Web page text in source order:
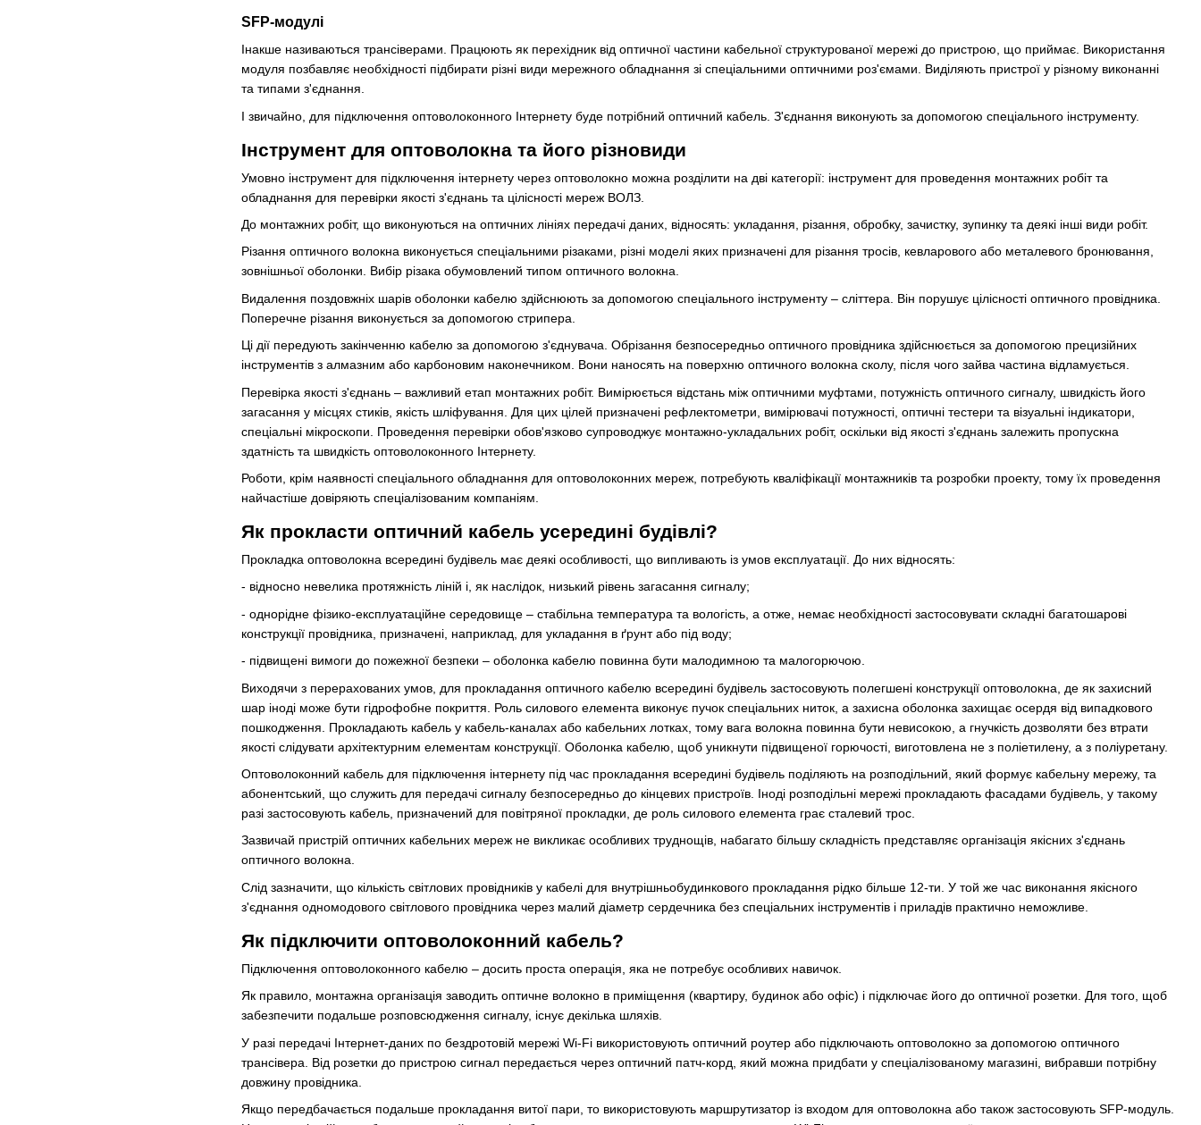
SFP-модулі
Інакше називаються трансіверами. Працюють як перехідник від оптичної частини кабельної структурованої мережі до пристрою, що приймає. Використання
модуля позбавляє необхідності підбирати різні види мережного обладнання зі спеціальними оптичними роз'ємами. Виділяють пристрої у різному виконанні
та типами з'єднання.
І звичайно, для підключення оптоволоконного Інтернету буде потрібний оптичний кабель. З'єднання виконують за допомогою спеціального інструменту.
Інструмент для оптоволокна та його різновиди
Умовно інструмент для підключення інтернету через оптоволокно можна розділити на дві категорії: інструмент для проведення монтажних робіт та
обладнання для перевірки якості з'єднань та цілісності мереж ВОЛЗ.
До монтажних робіт, що виконуються на оптичних лініях передачі даних, відносять: укладання, різання, обробку, зачистку, зупинку та деякі інші види робіт.
Різання оптичного волокна виконується спеціальними різаками, різні моделі яких призначені для різання тросів, кевларового або металевого бронювання,
зовнішньої оболонки. Вибір різака обумовлений типом оптичного волокна.
Видалення поздовжніх шарів оболонки кабелю здійснюють за допомогою спеціального інструменту – сліттера. Він порушує цілісності оптичного провідника.
Поперечне різання виконується за допомогою стрипера.
Ці дії передують закінченню кабелю за допомогою з'єднувача. Обрізання безпосередньо оптичного провідника здійснюється за допомогою прецизійних
інструментів з алмазним або карбоновим наконечником. Вони наносять на поверхню оптичного волокна сколу, після чого зайва частина відламується.
Перевірка якості з'єднань – важливий етап монтажних робіт. Вимірюється відстань між оптичними муфтами, потужність оптичного сигналу, швидкість його
загасання у місцях стиків, якість шліфування. Для цих цілей призначені рефлектометри, вимірювачі потужності, оптичні тестери та візуальні індикатори,
спеціальні мікроскопи. Проведення перевірки обов'язково супроводжує монтажно-укладальних робіт, оскільки від якості з'єднань залежить пропускна
здатність та швидкість оптоволоконного Інтернету.
Роботи, крім наявності спеціального обладнання для оптоволоконних мереж, потребують кваліфікації монтажників та розробки проекту, тому їх проведення
найчастіше довіряють спеціалізованим компаніям.
Як прокласти оптичний кабель усередині будівлі?
Прокладка оптоволокна всередині будівель має деякі особливості, що випливають із умов експлуатації. До них відносять:
- відносно невелика протяжність ліній і, як наслідок, низький рівень загасання сигналу;
- однорідне фізико-експлуатаційне середовище – стабільна температура та вологість, а отже, немає необхідності застосовувати складні багатошарові
конструкції провідника, призначені, наприклад, для укладання в ґрунт або під воду;
- підвищені вимоги до пожежної безпеки – оболонка кабелю повинна бути малодимною та малогорючою.
Виходячи з перерахованих умов, для прокладання оптичного кабелю всередині будівель застосовують полегшені конструкції оптоволокна, де як захисний
шар іноді може бути гідрофобне покриття. Роль силового елемента виконує пучок спеціальних ниток, а захисна оболонка захищає осердя від випадкового
пошкодження. Прокладають кабель у кабель-каналах або кабельних лотках, тому вага волокна повинна бути невисокою, а гнучкість дозволяти без втрати
якості слідувати архітектурним елементам конструкції. Оболонка кабелю, щоб уникнути підвищеної горючості, виготовлена не з поліетилену, а з поліуретану.
Оптоволоконний кабель для підключення інтернету під час прокладання всередині будівель поділяють на розподільний, який формує кабельну мережу, та
абонентський, що служить для передачі сигналу безпосередньо до кінцевих пристроїв. Іноді розподільні мережі прокладають фасадами будівель, у такому
разі застосовують кабель, призначений для повітряної прокладки, де роль силового елемента грає сталевий трос.
Зазвичай пристрій оптичних кабельних мереж не викликає особливих труднощів, набагато більшу складність представляє організація якісних з'єднань
оптичного волокна.
Слід зазначити, що кількість світлових провідників у кабелі для внутрішньобудинкового прокладання рідко більше 12-ти. У той же час виконання якісного
з'єднання одномодового світлового провідника через малий діаметр сердечника без спеціальних інструментів і приладів практично неможливе.
Як підключити оптоволоконний кабель?
Підключення оптоволоконного кабелю – досить проста операція, яка не потребує особливих навичок.
Як правило, монтажна організація заводить оптичне волокно в приміщення (квартиру, будинок або офіс) і підключає його до оптичної розетки. Для того, щоб
забезпечити подальше розповсюдження сигналу, існує декілька шляхів.
У разі передачі Інтернет-даних по бездротовій мережі Wi-Fi використовують оптичний роутер або підключають оптоволокно за допомогою оптичного
трансівера. Від розетки до пристрою сигнал передається через оптичний патч-корд, який можна придбати у спеціалізованому магазині, вибравши потрібну
довжину провідника.
Якщо передбачається подальше прокладання витої пари, то використовують маршрутизатор із входом для оптоволокна або також застосовують SFP-модуль